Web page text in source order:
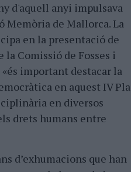
d'aquell anyi impulsava
Memòria de Mallorca. La
en la presentació de
Comissió de Fosses i
important destacar la
en aquest IV Pla
en diversos
drets humans entre
d’exhumacions que han